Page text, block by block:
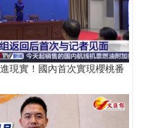
現實！國內首次實現櫻桃番